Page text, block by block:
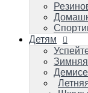
Обувь
Карнавальные
Детям